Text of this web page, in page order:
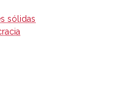
sólidas